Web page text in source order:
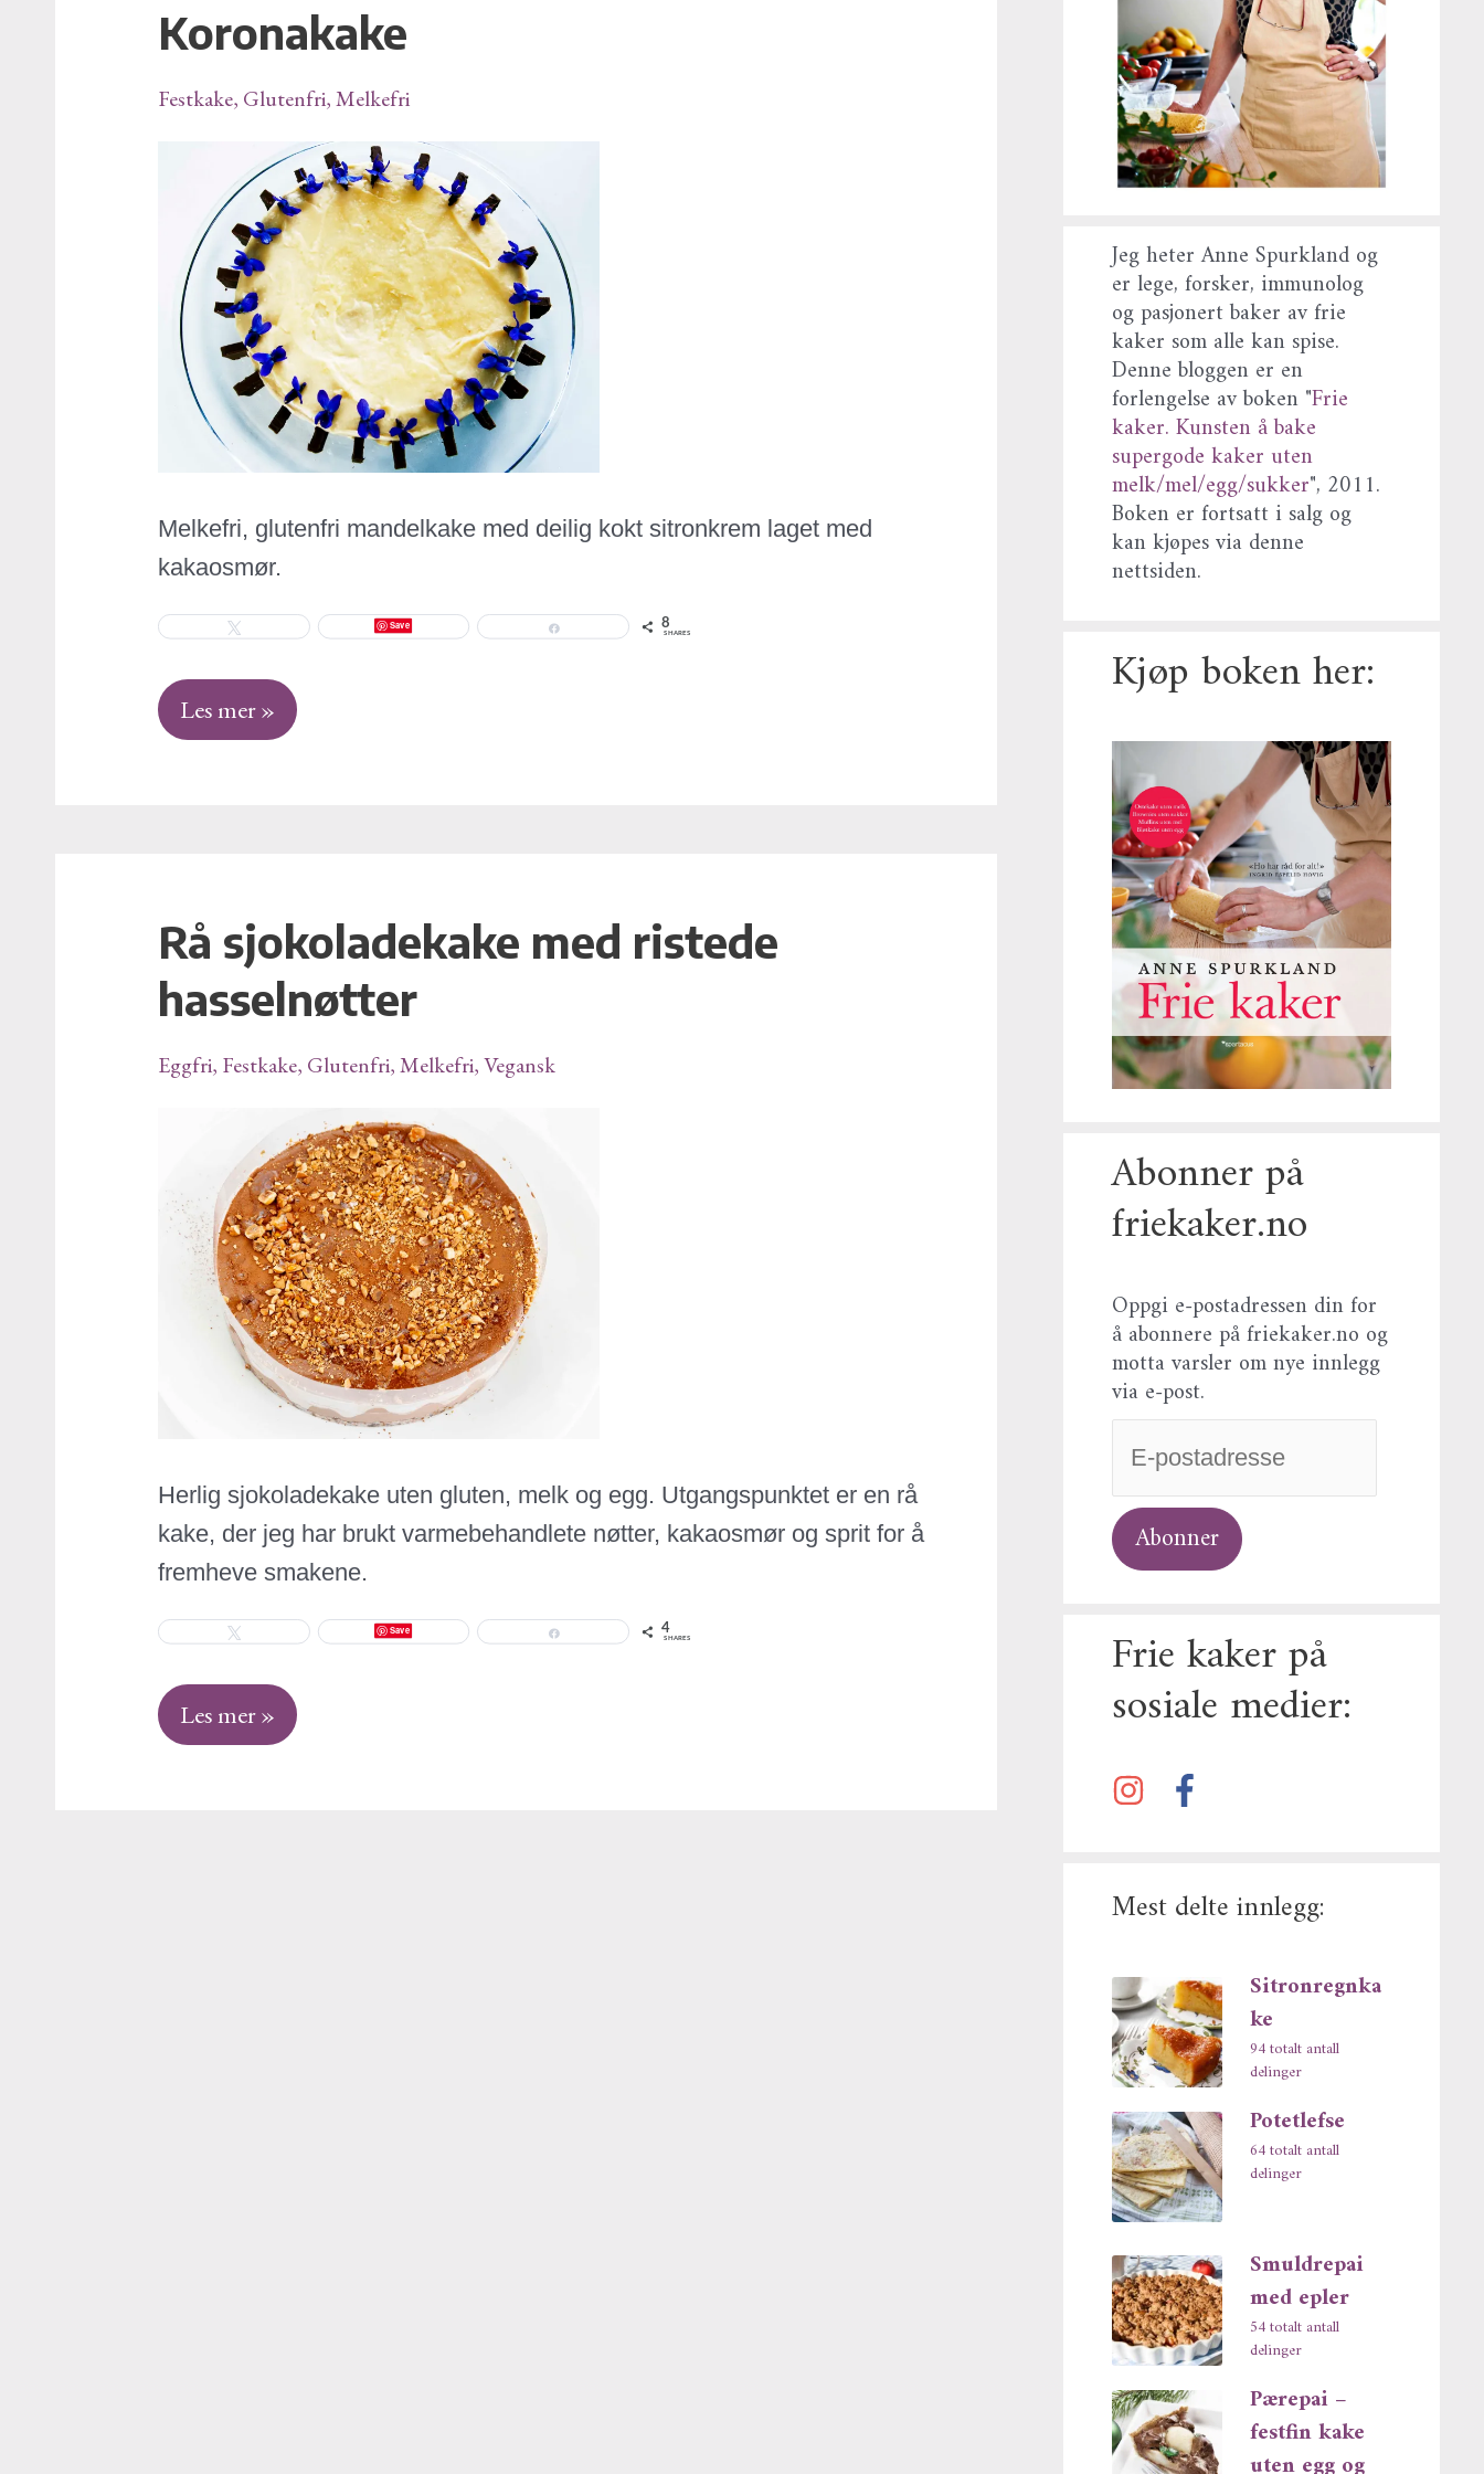
Koronakake
Festkake, Glutenfri,Melkefri
Melkefri, glutenfri mandelkake med deilig kokt sitronkrem laget med
kakaosmør.
Save 8
SHARES
Koronakake
Les mer »
Rå sjokoladekake med ristede
hasselnøtter
Eggfri, Festkake, Glutenfri,Melkefri,Vegansk
Herlig sjokoladekake uten gluten, melk og egg. Utgangspunktet er en rå
kake, der jeg har brukt varmebehandlete nøtter, kakaosmør og sprit for å
fremheve smakene.
Save 4
SHARES
Rå
sjokoladekake
med
hasselnøtter
Les mer »
Jeg heter Anne Spurkland og
er lege, forsker, immunolog
og pasjonert baker av frie
kaker som alle kan spise.
Denne bloggen er en
forlengelse av boken "Frie
kaker. Kunsten å bake
supergode kaker uten
melk/mel/egg/sukker", 2011.
Boken er fortsatt i salg og
kan kjøpes via denne
nettsiden.
Kjøp boken her:
Abonner på
friekaker.no
Oppgi e-postadressen din for
å abonnere på friekaker.no og
motta varsler om nye innlegg
via e-post.
Abonner
Frie kaker på
sosiale medier:
Mest delte innlegg:
Sitronregnka
ke
94 totalt antall
delinger
Potetlefse
64 totalt antall
delinger
Smuldrepai
med epler
54 totalt antall
delinger
Pærepai –
festfin kake